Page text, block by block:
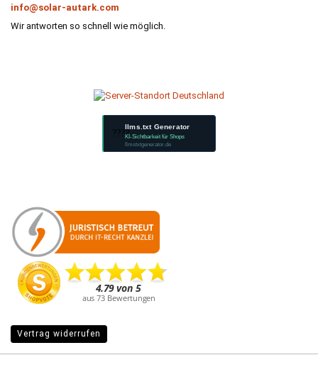
info@solar-autark.com
Wir antworten so schnell wie möglich.
????
llms.txt Generator
KI-Sichtbarkeit für Shops
llmstxtgenerator.de
Vertrag widerrufen